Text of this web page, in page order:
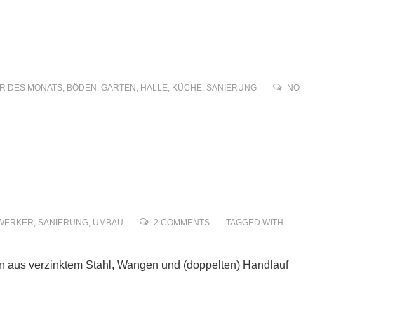
DES MONATS, BÖDEN , GARTEN , HALLE, KÜCHE, SANIERUNG
NO
, SANIERUNG, UMBAU 2 COMMENTS
TAGGED WITH
aus verzinktem Stahl, Wangen und (doppelten) Handlauf